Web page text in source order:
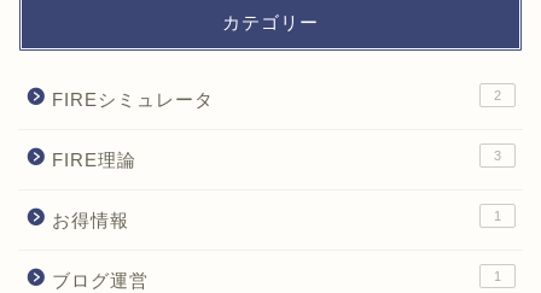
カテゴリー
FIREシミュレータ 2
FIRE理論 3
お得情報 1
ブログ運営 1